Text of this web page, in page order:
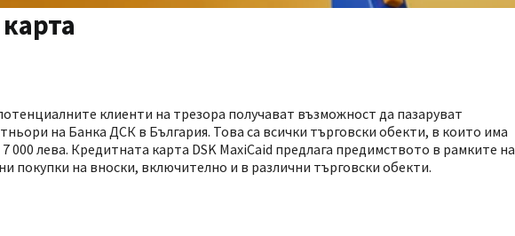
клиенти на трезора получават възможност да пазаруват
на Банка ДСК в България. Това са всички търговски обекти, в които има
000 лева. Кредитната карта DSK MaxiCaid предлага предимството в рамките на
покупки на вноски, включително и в различни търговски обекти.